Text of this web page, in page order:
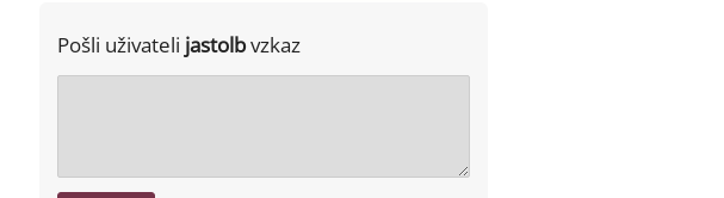
Pošli uživateli jastolbvzkaz